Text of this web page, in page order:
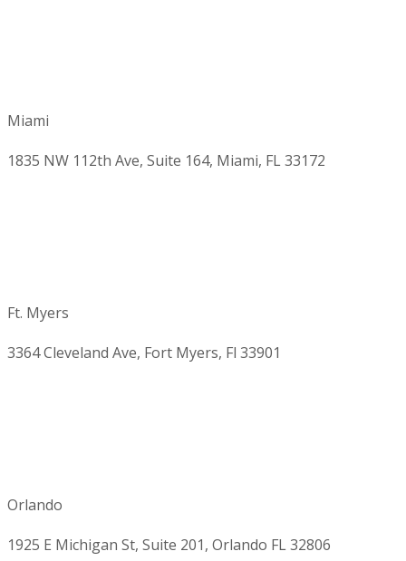
Miami
1835 NW 112th Ave, Suite 164, Miami, FL 33172
Ft. Myers
3364 Cleveland Ave, Fort Myers, Fl 33901
Orlando
1925 E Michigan St, Suite 201, Orlando FL 32806